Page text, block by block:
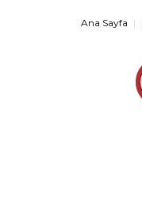
Ana Sayfa